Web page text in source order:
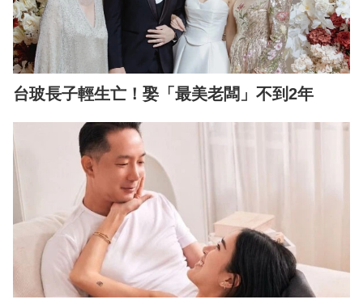
台玻長子輕生亡！娶「最美老闆」不到2年